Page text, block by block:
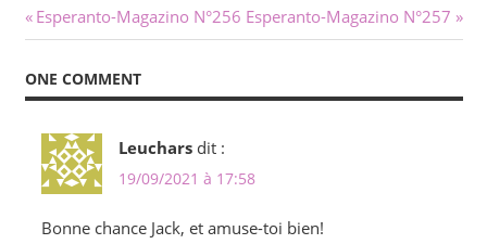
Navigation
de
l’article
Previous
Post:
Esperanto-Magazino N°256 Next
Post:
Esperanto-Magazino N°257
ONE COMMENT
Leuchars dit :
19/09/2021 à 17:58
Bonne chance Jack, et amuse-toi bien!